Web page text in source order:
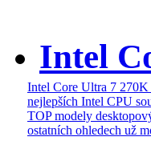
Intel
Intel Core Ultra 7
nejlepších Intel CPU
TOP modely
ostatních ohledech už